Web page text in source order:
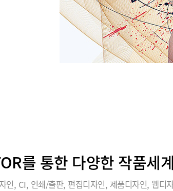
를 통한 다양한 작품세계
인, CI, 인쇄/출판, 편집디자인, 제품디자인, 웹디